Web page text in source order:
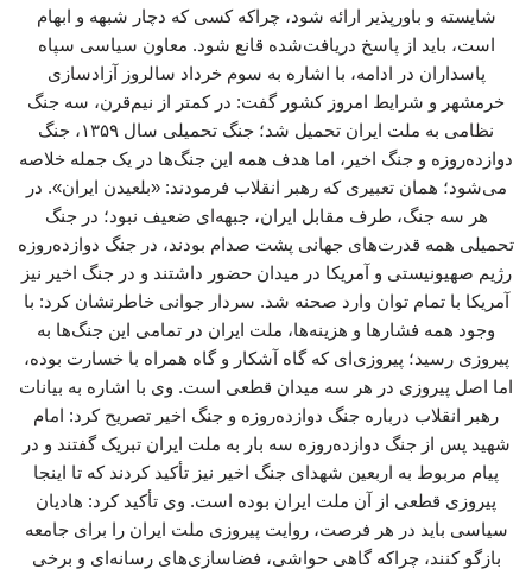
شایسته و باورپذیر ارائه شود، چراکه کسی که دچار شبهه و ابهام
است، باید از پاسخ دریافت‌شده قانع شود. معاون سیاسی سپاه
پاسداران در ادامه، با اشاره به سوم خرداد سالروز آزادسازی
خرمشهر و شرایط امروز کشور گفت: در کمتر از نیم‌قرن، سه جنگ
نظامی به ملت ایران تحمیل شد؛ جنگ تحمیلی سال ۱۳۵۹، جنگ
دوازده‌روزه و جنگ اخیر، اما هدف همه این جنگ‌ها در یک جمله خلاصه
می‌شود؛ همان تعبیری که رهبر انقلاب فرمودند: «بلعیدن ایران». در
هر سه جنگ، طرف مقابل ایران، جبهه‌ای ضعیف نبود؛ در جنگ
تحمیلی همه قدرت‌های جهانی پشت صدام بودند، در جنگ دوازده‌روزه
رژیم صهیونیستی و آمریکا در میدان حضور داشتند و در جنگ اخیر نیز
آمریکا با تمام توان وارد صحنه شد. سردار جوانی خاطرنشان کرد: با
وجود همه فشارها و هزینه‌ها، ملت ایران در تمامی این جنگ‌ها به
پیروزی رسید؛ پیروزی‌ای که گاه آشکار و گاه همراه با خسارت بوده،
اما اصل پیروزی در هر سه میدان قطعی است. وی با اشاره به بیانات
رهبر انقلاب درباره جنگ دوازده‌روزه و جنگ اخیر تصریح کرد: امام
شهید پس از جنگ دوازده‌روزه سه بار به ملت ایران تبریک گفتند و در
پیام مربوط به اربعین شهدای جنگ اخیر نیز تأکید کردند که تا اینجا
پیروزی قطعی از آن ملت ایران بوده است. وی تأکید کرد: هادیان
سیاسی باید در هر فرصت، روایت پیروزی ملت ایران را برای جامعه
بازگو کنند، چراکه گاهی حواشی، فضاسازی‌های رسانه‌ای و برخی